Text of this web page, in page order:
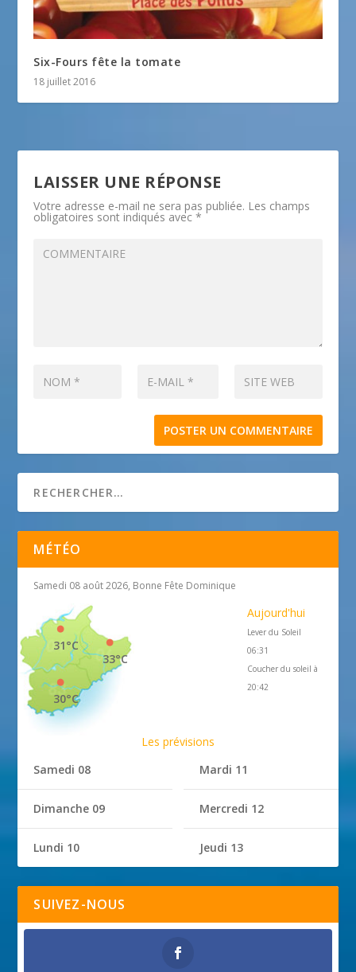
Six-Fours fête la tomate
18 juillet 2016
LAISSER UNE RÉPONSE
Votre adresse e-mail ne sera pas publiée. Les champs
obligatoires sont indiqués avec*
MÉTÉO
Samedi 08 août 2026, Bonne Fête Dominique
33°C
31°C
30°C
Aujourd'hui
Lever du Soleil
06:31
Coucher du soleil à
20:42
Les prévisions
Samedi 08
Dimanche 09
Lundi 10
Mardi 11
Mercredi 12
Jeudi 13
SUIVEZ-NOUS